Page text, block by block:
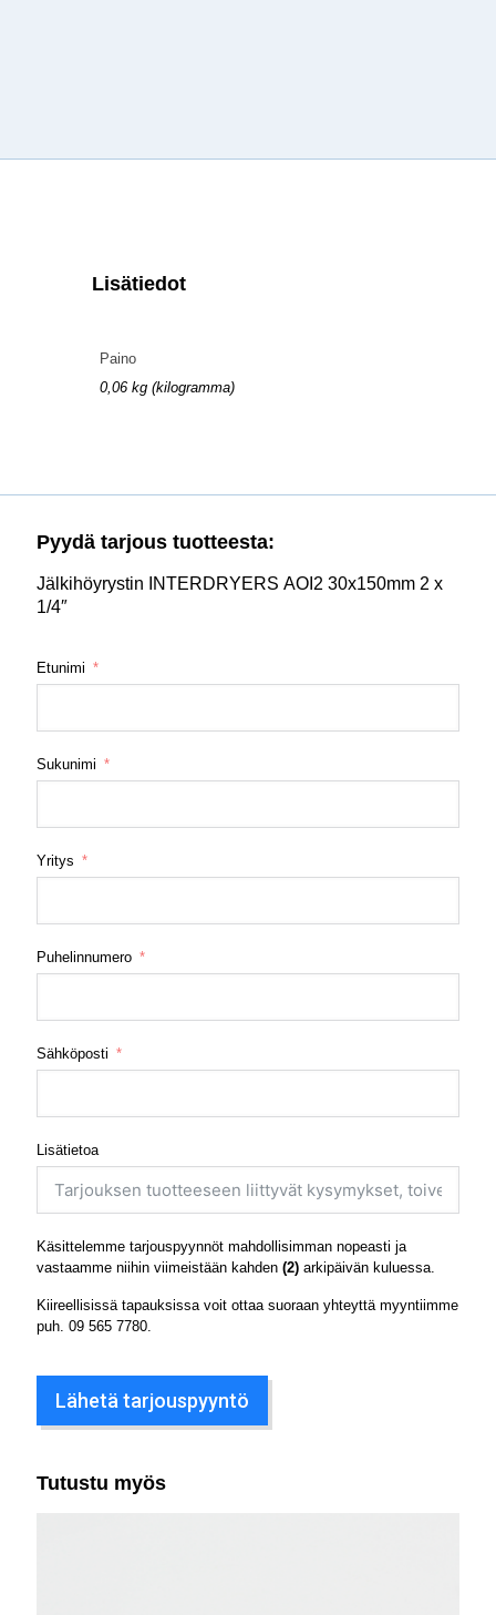
Lisätiedot
Paino
0,06 kg (kilogramma)
Pyydä tarjous tuotteesta:
Jälkihöyrystin INTERDRYERS AOI2 30x150mm 2 x
1/4″
Etunimi
Sukunimi
Yritys
Puhelinnumero
Sähköposti
Lisätietoa
Käsittelemme tarjouspyynnöt mahdollisimman nopeasti ja
vastaamme niihin viimeistään kahden (2) arkipäivän kuluessa.
Kiireellisissä tapauksissa voit ottaa suoraan yhteyttä myyntiimme
puh. 09 565 7780
Lähetä tarjouspyyntö
Tutustu myös